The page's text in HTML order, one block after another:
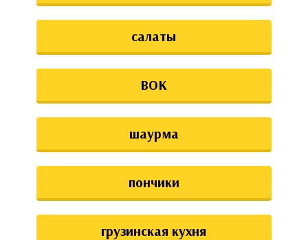
салаты
ВОК
шаурма
пончики
грузинская кухня